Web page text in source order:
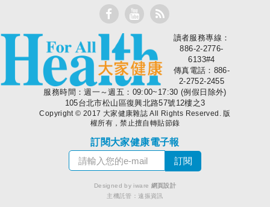
大家健康
讀者服務專線：
886-2-2776-
6133#4
傳真電話：886-
2-2752-2455
服務時間：週一～週五：09:00~17:30 (例假日除外)
105台北市松山區復興北路57號12樓之3
Copyright © 2017 大家健康雜誌 All Rights Reserved. 版
權所有，禁止擅自轉貼節錄
訂閱大家健康電子報
Designed by iware 網頁設計
主機託管：遠振資訊